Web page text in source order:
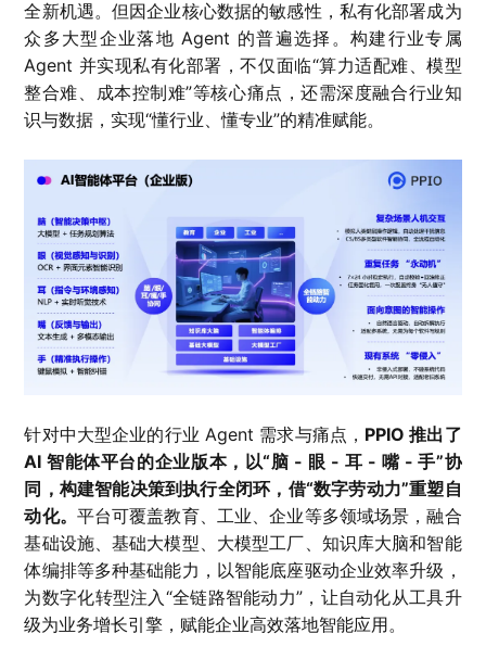
全新机遇。但因企业核心数据的敏感性，私有化部署成为
众多大型企业落地 Agent 的普遍选择。构建行业专属
Agent 并实现私有化部署，不仅面临“算力适配难、模型
整合难、成本控制难”等核心痛点，还需深度融合行业知
识与数据，实现“懂行业、懂专业”的精准赋能。
针对中大型企业的行业 Agent 需求与痛点， PPIO 推出了
AI 智能体平台的企业版本，以“脑 - 眼 - 耳 - 嘴 - 手”协
同，构建智能决策到执行全闭环，借“数字劳动力”重塑自
动化。 平台可覆盖教育、工业、企业等多领域场景，融合
基础设施、基础大模型、大模型工厂、知识库大脑和智能
体编排等多种基础能力，以智能底座驱动企业效率升级，
为数字化转型注入“全链路智能动力”，让自动化从工具升
级为业务增长引擎，赋能企业高效落地智能应用。